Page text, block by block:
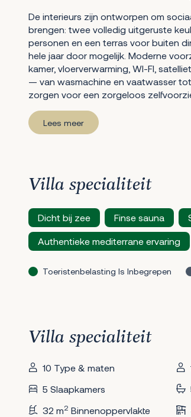
De interieurs zijn ontworpen om
brengen: twee volledig uitgeruste
personen en een terras voor buiten
hele jaar door mogelijk. Moderne
kamer, vloerverwarming, WI-FI,
— van wasmachine en vaatwasser
zorgen voor een zorgeloos
Lees meer
Villa specialiteit
Dicht bij zee Finse sauna
Authentieke mediterrane ervaring
Toeristenbelasting Is Inbegrepen
Villa specialiteit
10 Type & maten
5 Slaapkamers
32 m2 Binnenoppervlakte